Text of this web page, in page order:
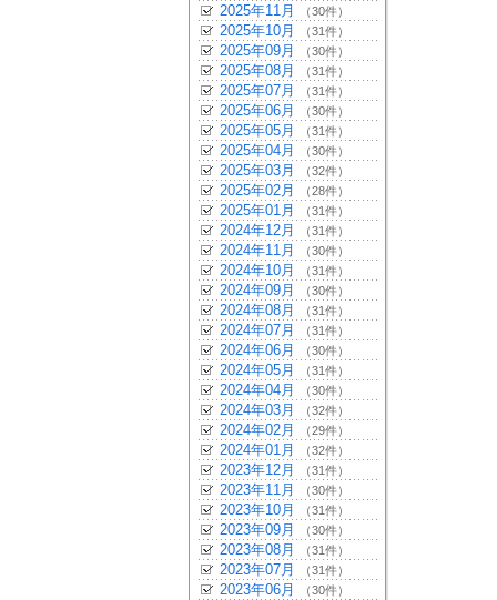
2025年11月 （30件）
2025年10月 （31件）
2025年09月 （30件）
2025年08月 （31件）
2025年07月 （31件）
2025年06月 （30件）
2025年05月 （31件）
2025年04月 （30件）
2025年03月 （32件）
2025年02月 （28件）
2025年01月 （31件）
2024年12月 （31件）
2024年11月 （30件）
2024年10月 （31件）
2024年09月 （30件）
2024年08月 （31件）
2024年07月 （31件）
2024年06月 （30件）
2024年05月 （31件）
2024年04月 （30件）
2024年03月 （32件）
2024年02月 （29件）
2024年01月 （32件）
2023年12月 （31件）
2023年11月 （30件）
2023年10月 （31件）
2023年09月 （30件）
2023年08月 （31件）
2023年07月 （31件）
2023年06月 （30件）